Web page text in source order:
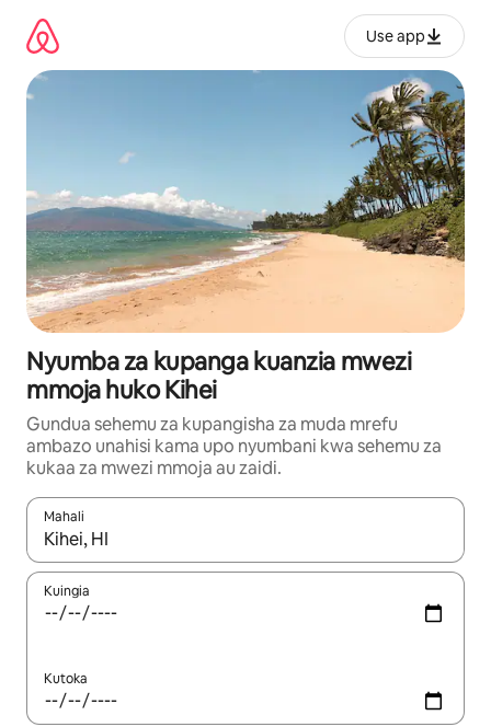
kwenda
kwenye
maudhui
Use app
Nyumba za kupanga kuanzia mwezi
mmoja huko Kihei
Gundua sehemu za kupangisha za muda mrefu
ambazo unahisi kama upo nyumbani kwa sehemu za
kukaa za mwezi mmoja au zaidi.
Mahali
Wakati matokeo yanapatikana, vinjari kwa kutumia vitufe vya
Kuingia
Kutoka